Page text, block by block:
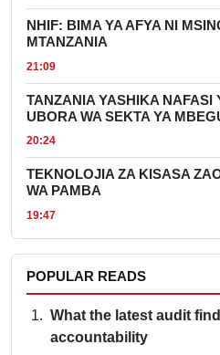
NHIF: BIMA YA AFYA NI
MTANZANIA
21:09
TANZANIA YASHIKA NAFASI
UBORA WA SEKTA YA
20:24
TEKNOLOJIA ZA KISASA
WA PAMBA
19:47
POPULAR READS
What the latest audit
accountability